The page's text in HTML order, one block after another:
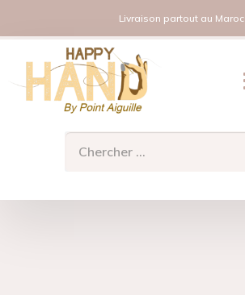
Livraison partout au Maroc